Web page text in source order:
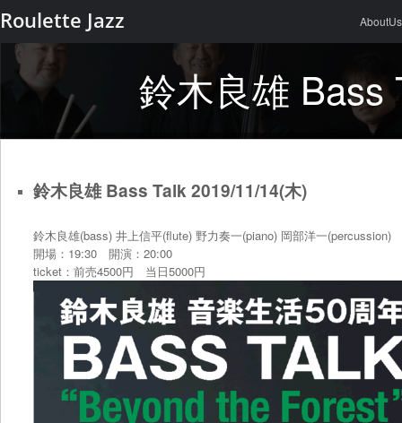
Roulette Jazz AboutUs
鈴木良雄 Bass
鈴木良雄 Bass Talk 2019/11/14(木)
鈴木良雄(bass) 井上信平(flute) 野力奏一(piano) 岡部洋一(percussion)
開場：19:30 開演：20:00
ticket：前売4500円 当日5000円